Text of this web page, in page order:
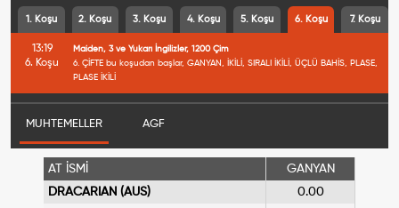
1. Koşu 2. Koşu 3. Koşu 4. Koşu 5. Koşu 6. Koşu 7. Koşu
13:19
6. Koşu
Maiden, 3 ve Yukarı İngilizler, 1200 Çim
6. ÇİFTE bu koşudan başlar, GANYAN, İKİLİ, SIRALI İKİLİ, ÜÇLÜ BAHİS, PLASE,
PLASE İKİLİ
MUHTEMELLER AGF
AT İSMİ
GANYAN
DRACARIAN (AUS)
0.00